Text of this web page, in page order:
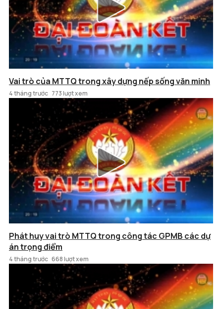
Vai trò của MTTQ trong xây dựng nếp sống văn minh
4 tháng trước 773 lượt xem
Phát huy vai trò MTTQ trong công tác GPMB các dự
án trọng điểm
4 tháng trước 668 lượt xem